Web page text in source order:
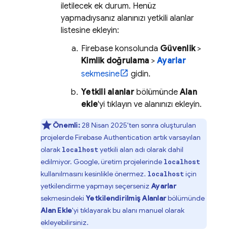
iletilecek ek durum. Henüz
yapmadıysanız alanınızı yetkili alanlar
listesine ekleyin:
Firebase konsolunda Güvenlik>
Kimlik doğrulama >Ayarlar
sekmesine
gidin.
Yetkili alanlarbölümündeAlan
ekle'yi tıklayın ve alanınızı ekleyin.
Önemli:28 Nisan 2025'ten sonra oluşturulan
projelerdeFirebase Authentication artık varsayılan
olarak localhost yetkili alan adı olarak dahil
edilmiyor. Google, üretim projelerinde localhost
kullanılmasını kesinlikle önermez. localhost için
yetkilendirme yapmayı seçerseniz Ayarlar
sekmesindeki Yetkilendirilmiş Alanlarbölümünde
Alan Ekle'yi tıklayarak bu alanı manuel olarak
ekleyebilirsiniz.